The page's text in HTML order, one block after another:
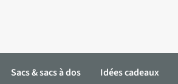
Sacs & sacs à dos Idées cadeaux